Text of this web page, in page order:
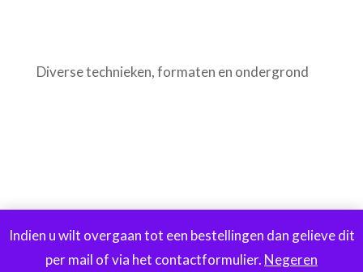
Indien u wilt overgaan tot een bestellingen dan gelieve dit
per mail of via het contactformulier. Negeren
Diverse technieken, formaten en ondergrond